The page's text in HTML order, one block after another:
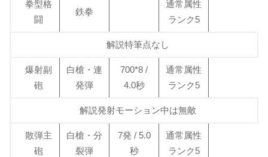
拳型格
闘
鉄拳
通常属性
ランク5
解説特筆点なし
爆射副
砲
白槍・連
発弾
700*8 /
4.0秒
通常属性
ランク5
解説発射モーション中は無敵
散弾主
砲
白槍・分
裂弾
7発 / 5.0
秒
通常属性
ランク5